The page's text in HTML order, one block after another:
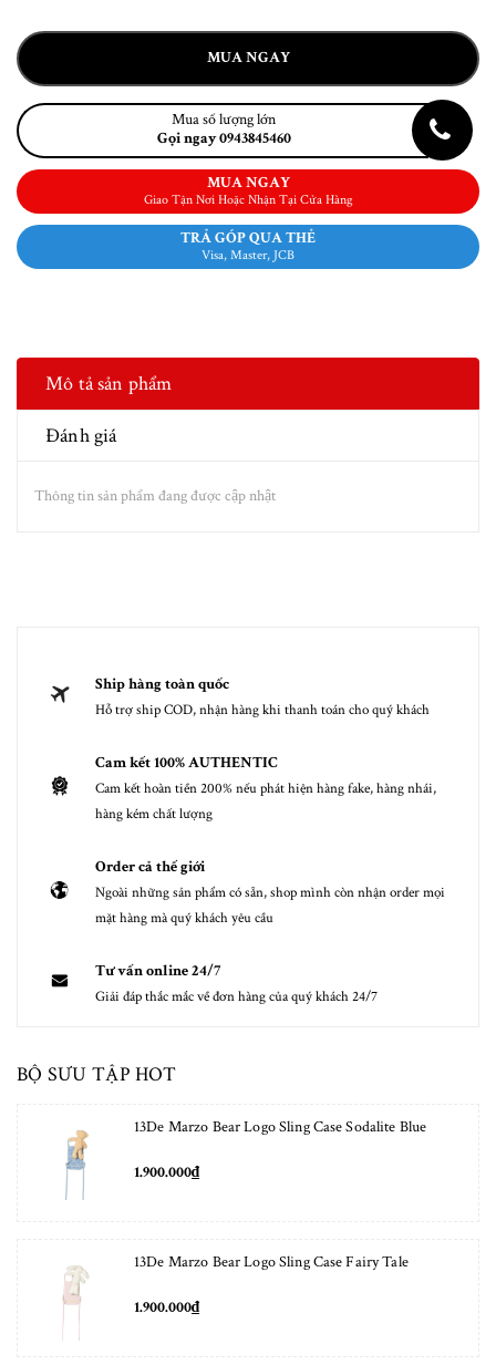
MUA NGAY
Mua số lượng lớn
Gọi ngay 0943845460
MUA NGAY
Giao Tận Nơi Hoặc Nhận Tại Cửa Hàng
TRẢ GÓP QUA THẺ
Visa, Master, JCB
Mô tả sản phẩm
Đánh giá
Thông tin sản phẩm đang được cập nhật
Ship hàng toàn quốc
Hỗ trợ ship COD, nhận hàng khi thanh toán cho quý khách
Cam kết 100% AUTHENTIC
Cam kết hoàn tiền 200% nếu phát hiện hàng fake, hàng nhái,
hàng kém chất lượng
Order cả thế giới
Ngoài những sản phẩm có sẵn, shop mình còn nhận order mọi
mặt hàng mà quý khách yêu cầu
Tư vấn online 24/7
Giải đáp thắc mắc về đơn hàng của quý khách 24/7
BỘ SƯU TẬP HOT
13De Marzo Bear Logo Sling Case Sodalite Blue
1.900.000₫
13De Marzo Bear Logo Sling Case Fairy Tale
1.900.000₫